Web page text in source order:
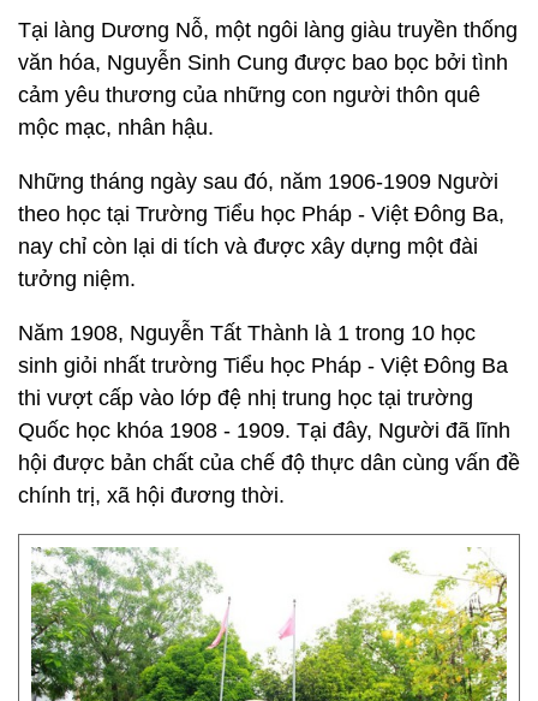
Tại làng Dương Nỗ, một ngôi làng giàu truyền thống
văn hóa, Nguyễn Sinh Cung được bao bọc bởi tình
cảm yêu thương của những con người thôn quê
mộc mạc, nhân hậu.
Những tháng ngày sau đó, năm 1906-1909 Người
theo học tại Trường Tiểu học Pháp - Việt Đông Ba,
nay chỉ còn lại di tích và được xây dựng một đài
tưởng niệm.
Năm 1908, Nguyễn Tất Thành là 1 trong 10 học
sinh giỏi nhất trường Tiểu học Pháp - Việt Đông Ba
thi vượt cấp vào lớp đệ nhị trung học tại trường
Quốc học khóa 1908 - 1909. Tại đây, Người đã lĩnh
hội được bản chất của chế độ thực dân cùng vấn đề
chính trị, xã hội đương thời.